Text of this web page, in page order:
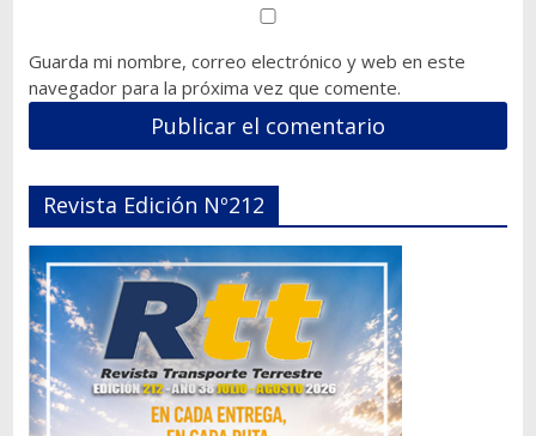
Guarda mi nombre, correo electrónico y web en este
navegador para la próxima vez que comente.
Revista Edición Nº212